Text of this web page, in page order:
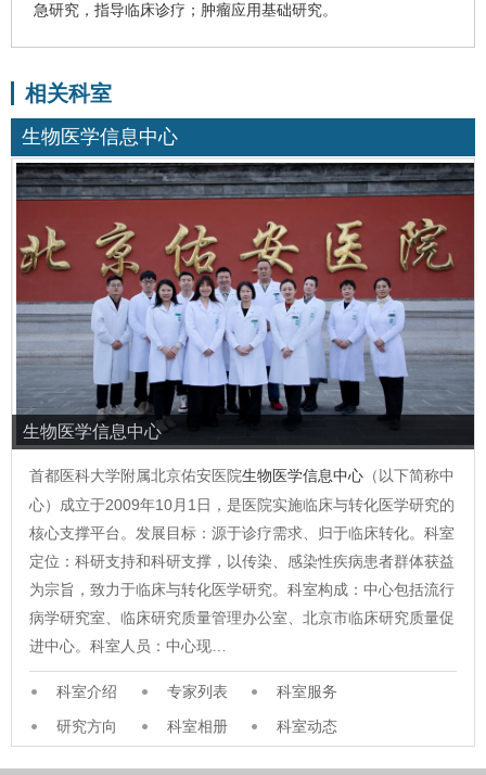
急研究，指导临床诊疗；肿瘤应用基础研究。
相关科室
生物医学信息中心
生物医学信息中心
首都医科大学附属北京佑安医院生物医学信息中心 （以下简称中
心）成立于2009年10月1日，是医院实施临床与转化医学研究的
核心支撑平台。发展目标：源于诊疗需求、归于临床转化。科室
定位：科研支持和科研支撑，以传染、感染性疾病患者群体获益
为宗旨，致力于临床与转化医学研究。科室构成：中心包括流行
病学研究室、临床研究质量管理办公室、北京市临床研究质量促
进中心。科室人员：中心现…
科室介绍 专家列表
科室服务
研究方向
科室相册 科室动态